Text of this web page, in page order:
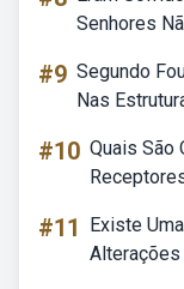
Senhores
#9 Segundo
Nas
#10 Quais São
#11
Existe
Alterações